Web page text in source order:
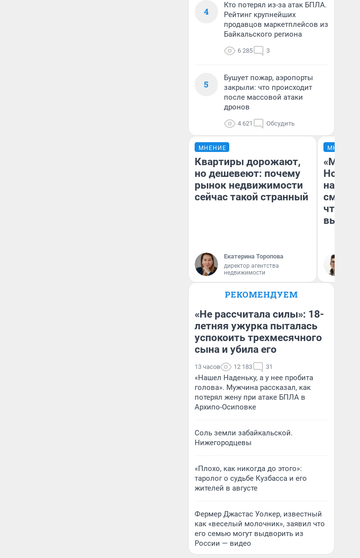
4
Кто потерял из-за атак БПЛА.
Рейтинг крупнейших
продавцов маркетплейсов из
Байкальского региона
6 285 3
5
Бушует пожар, аэропорты
закрыли: что происходит
после массовой атаки
дронов
4 621 Обсудить
МНЕНИЕ
Квартиры дорожают,
но дешевеют: почему
рынок недвижимости
сейчас такой странный
Екатерина Торопова
директор агентства
недвижимости
МНЕНИЕ
«Мы
чтобы
РЕКОМЕНДУЕМ
«Не рассчитала силы»: 18-
летняя ужурка пыталась
успокоить трехмесячного
сына и убила его
13 часов 12 183 31
«Нашел Наденьку, а у нее пробита
голова». Мужчина рассказал, как
потерял жену при атаке БПЛА в
Архипо-Осиповке
Соль земли забайкальской.
Нижегородцевы
«Плохо, как никогда до этого»:
таролог о судьбе Кузбасса и его
жителей в августе
Фермер Джастас Уолкер, известный
как «веселый молочник», заявил что
его семью могут выдворить из
России — видео